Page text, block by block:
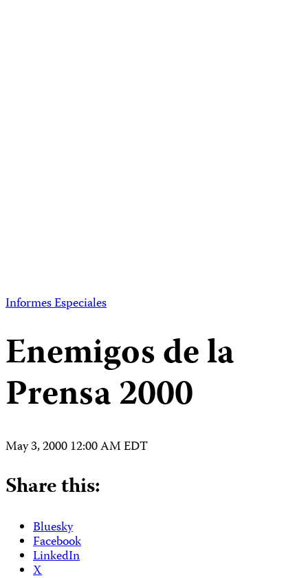
Informes Especiales
Enemigos de la
Prensa 2000
May 3, 2000 12:00 AM EDT
Share this:
Bluesky
Facebook
LinkedIn
X